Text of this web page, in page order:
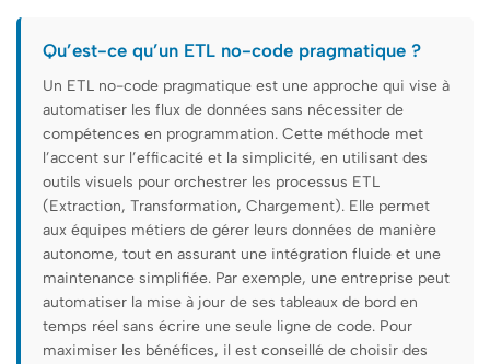
Qu’est-ce qu’un ETL no-code pragmatique ?
Un ETL no-code pragmatique est une approche qui vise à
automatiser les flux de données sans nécessiter de
compétences en programmation. Cette méthode met
l’accent sur l’efficacité et la simplicité, en utilisant des
outils visuels pour orchestrer les processus ETL
(Extraction, Transformation, Chargement). Elle permet
aux équipes métiers de gérer leurs données de manière
autonome, tout en assurant une intégration fluide et une
maintenance simplifiée. Par exemple, une entreprise peut
automatiser la mise à jour de ses tableaux de bord en
temps réel sans écrire une seule ligne de code. Pour
maximiser les bénéfices, il est conseillé de choisir des